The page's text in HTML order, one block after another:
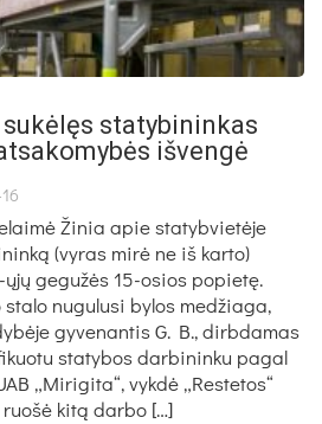
statybininkas
išvengė
Žinia apie statybvietėje
(vyras mirė ne iš karto)
gegužės 15-osios popietę.
nugulusi bylos medžiaga,
gyvenantis G. B., dirbdamas
statybos darbininku pagal
„Mirigita“, vykdė „Restetos“
kitą darbo […]